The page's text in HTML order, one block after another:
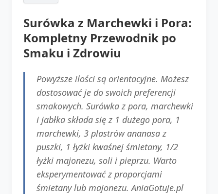
Surówka z Marchewki i Pora:
Kompletny Przewodnik po
Smaku i Zdrowiu
Powyższe ilości są orientacyjne. Możesz
dostosować je do swoich preferencji
smakowych. Surówka z pora, marchewki
i jabłka składa się z 1 dużego pora, 1
marchewki, 3 plastrów ananasa z
puszki, 1 łyżki kwaśnej śmietany, 1/2
łyżki majonezu, soli i pieprzu. Warto
eksperymentować z proporcjami
śmietany lub majonezu. AniaGotuje.pl